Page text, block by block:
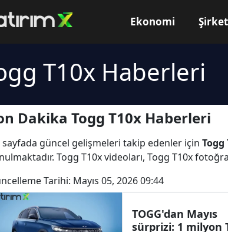
Ekonomi
T10x Haberleri
Dakika Togg T10x Haberleri
sayfada güncel gelişmeleri takip edenler için Togg
Togg T10x videoları, Togg T10x
Tarihi: Mayıs 05, 2026 09:44
TOGG'dan Mayıs
sürprizi: 1 milyon